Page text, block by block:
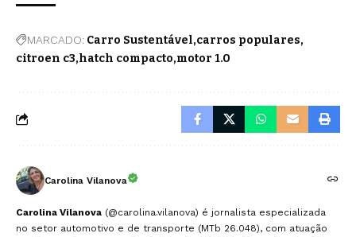
MARCADO: Carro Sustentável carros populares
citroen c3 hatch compacto motor 1.0
Carolina Vilanova
Carolina Vilanova (@carolina.vilanova) é jornalista especializada
no setor automotivo e de transporte (MTb 26.048), com atuação